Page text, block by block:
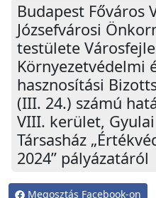
Budapest Főváros
Józsefvárosi
testülete
Környezetvédelmi
hasznosítási
(III. 24.) számú
VIII. kerület,
Társasház
2024” pályázatáról
Megosztás Facebook-on